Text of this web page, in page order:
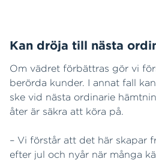
Kan dröja till nästa
Om vädret förbättras gör vi
berörda kunder. I annat fall
ske vid nästa ordinarie
åter är säkra att köra på.
– Vi förstår att det här skapar
efter jul och nyår när många